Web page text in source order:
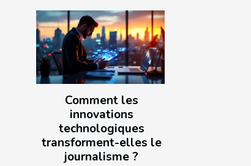
Comment les
innovations
technologiques
transforment-elles le
journalisme ?